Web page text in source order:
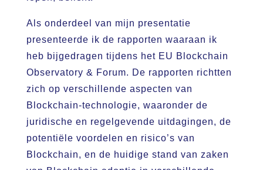
Als onderdeel van mijn presentatie
presenteerde ik de rapporten waaraan ik
heb bijgedragen tijdens het EU Blockchain
Observatory & Forum. De rapporten richtten
zich op verschillende aspecten van
Blockchain-technologie, waaronder de
juridische en regelgevende uitdagingen, de
potentiële voordelen en risico’s van
Blockchain, en de huidige stand van zaken